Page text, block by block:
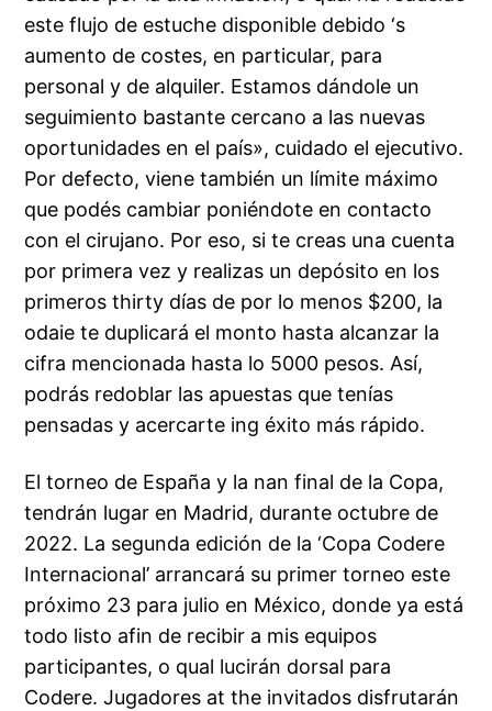
este flujo de estuche disponible debido ‘s
aumento de costes, en particular, para
personal y de alquiler. Estamos dándole un
seguimiento bastante cercano a las nuevas
oportunidades en el país», cuidado el ejecutivo.
Por defecto, viene también un límite máximo
que podés cambiar poniéndote en contacto
con el cirujano. Por eso, si te creas una cuenta
por primera vez y realizas un depósito en los
primeros thirty días de por lo menos $200, la
odaie te duplicará el monto hasta alcanzar la
cifra mencionada hasta lo 5000 pesos. Así,
podrás redoblar las apuestas que tenías
pensadas y acercarte ing éxito más rápido.
El torneo de España y la nan final de la Copa,
tendrán lugar en Madrid, durante octubre de
2022. La segunda edición de la ‘Copa Codere
Internacional’ arrancará su primer torneo este
próximo 23 para julio en México, donde ya está
todo listo afin de recibir a mis equipos
participantes, o qual lucirán dorsal para
Codere. Jugadores at the invitados disfrutarán